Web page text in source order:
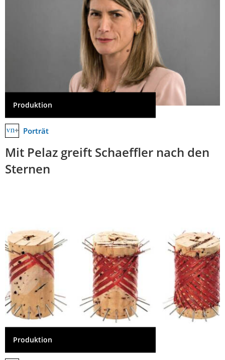
Produktion
Porträt
Mit Pelaz greift Schaeffler nach den
Sternen
Produktion